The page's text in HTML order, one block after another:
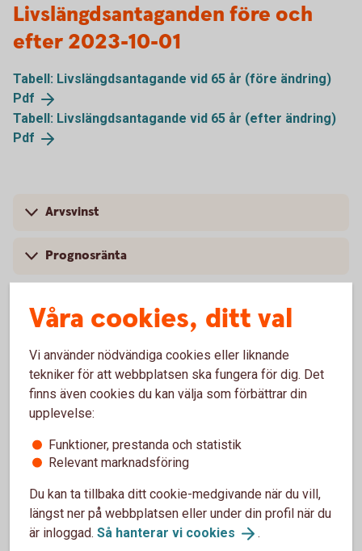
Livslängdsantaganden före och
efter 2023-10-01
Tabell: Livslängdsantagande vid 65 år (före ändring)
Pdf
Tabell: Livslängdsantagande vid 65 år (efter ändring)
Pdf
Arvsvinst
Prognosränta
Arvsvinsttilldelning före och efter
2023-10-01
Arvsvinsttilldelning före 2023-10-01
Tabellen nedan visar storlek på årlig arvsvinst per 1 000
SEK i pensionskapital för respektive ålder till och med
2023-09-30 för försäkringar som saknar
återbetalningsskydd.
Tabell: Årlig arvsvinst per 1 000 kr pensionskapital
Våra cookies, ditt val
Vi använder nödvändiga cookies eller liknande
tekniker för att webbplatsen ska fungera för dig. Det
finns även cookies du kan välja som förbättrar din
upplevelse:
Funktioner, prestanda och statistik
Relevant marknadsföring
Du kan ta tillbaka ditt cookie-medgivande när du vill,
längst ner på webbplatsen eller under din profil när du
är inloggad. Så hanterar vi cookies .